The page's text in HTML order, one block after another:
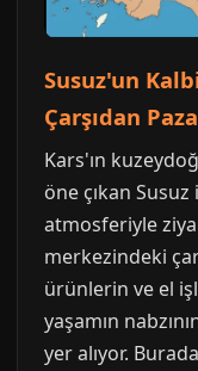
Susuz'un
Çarşıdan
Kars'ın
öne çıkan
atmosferiyle
merkezindeki
ürünlerin ve el
yaşamın
yer alıyor.